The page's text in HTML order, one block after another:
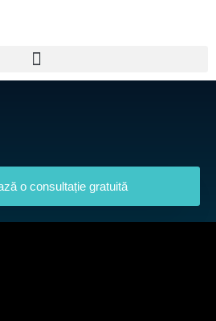
o consultație gratuită